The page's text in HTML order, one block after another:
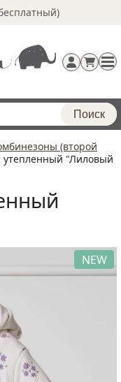
Регистрация
Поиск
(второй
утепленный "Лиловый
NEW